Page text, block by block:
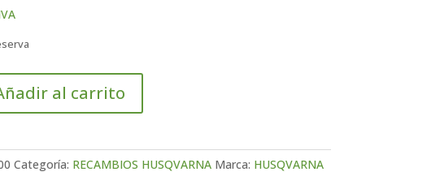
al carrito
Categoría: RECAMBIOS HUSQVARNA Marca: HUSQVARNA